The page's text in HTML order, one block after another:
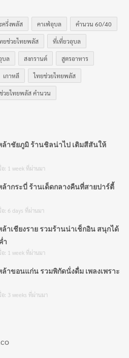
: ตั้งอกไก่ไว้ที่อุณหภูมิห้อง 10
อสุกทั่วถึง
ะย่างหรือเตาถ่าน ตั้งไฟกลาง
บางๆ ที่ผิวกระทะ
กระทะ ย่างด้านละ 4 ถึง 5 นาที
รือพลิกบ่อย
สองด้าน นำขึ้นพักบนเขียง 5
น้ำไว้ภายใน
ชิ้นหนา 1 เซนติเมตร จัดใส่จาน
ซีฟู้ด หรือซอสพริก
ดวกและราคาประหยัดที่สุด ไข่
กรัม พร้อมกรดอะมิโนจำเป็น
ไข่แดงสุกกำลังดี ไม่มีวงสีเทา
าวแน่นเด้ง รสชาติกลมกล่อม
รว่าง หรือพกเป็นเสบียง
ครึ่งพลัส คาเฟ่อุบล คำนวน 60/40
ยช่วยไทยพลัส ที่เที่ยวอุบล
บล สงกรานต์ สูตรอาหาร
เกาหลี ไทยช่วยไทยพลัส
วยไทยพลัส คำนวน
ล้าชัยภูมิ ร้านชิลน่าไป เติมสีสันให้
อ: 1 week ที่ผ่านมา
ล้ากระบี่ ร้านเด็ดกลางคืนที่สายปาร์ตี้
อ: 6 days ที่ผ่านมา
ล้าเชียงราย รวมร้านน่าเช็กอิน สนุกได้
ำ
อ: 1 week ที่ผ่านมา
ล้าขอนแก่น รวมพิกัดนั่งดื่ม เพลงเพราะ
อ: 3 weeks ที่ผ่านมา